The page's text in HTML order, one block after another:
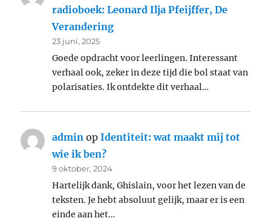
radioboek: Leonard Ilja Pfeijffer, De
Verandering
23 juni, 2025
Goede opdracht voor leerlingen. Interessant
verhaal ook, zeker in deze tijd die bol staat van
polarisaties. Ik ontdekte dit verhaal…
admin opIdentiteit: wat maakt mij tot
wie ik ben?
9 oktober, 2024
Hartelijk dank, Ghislain, voor het lezen van de
teksten. Je hebt absoluut gelijk, maar er is een
einde aan het…